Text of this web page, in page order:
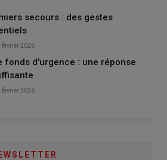
secours : des gestes
février 2026
fonds d'urgence : une réponse
février 2026